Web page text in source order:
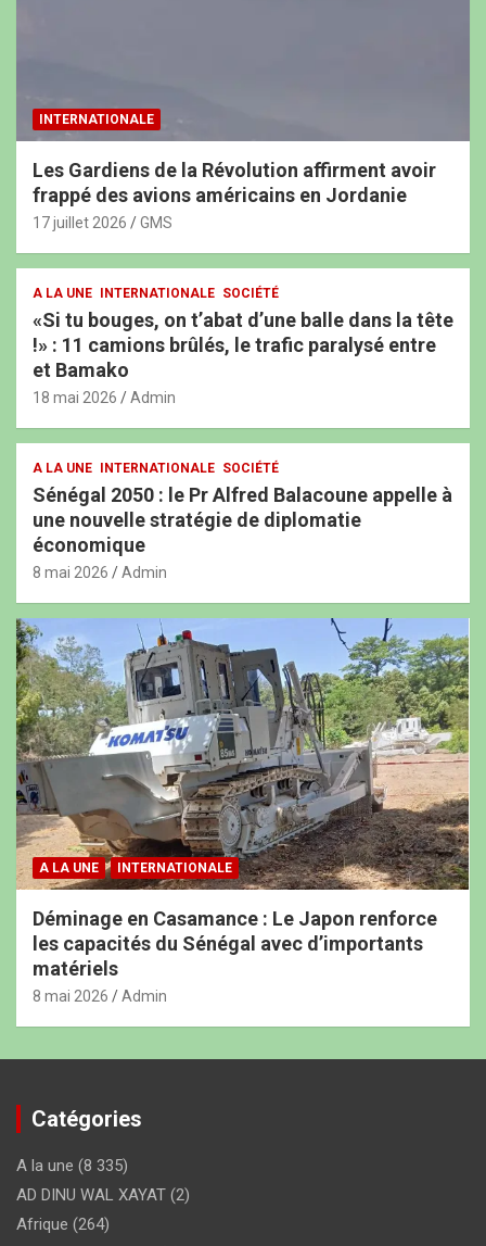
INTERNATIONALE
Les Gardiens de la Révolution affirment avoir
frappé des avions américains en Jordanie
17 juillet 2026 GMS
A LA UNE INTERNATIONALE SOCIÉTÉ
«Si tu bouges, on t’abat d’une balle dans la tête
!» : 11 camions brûlés, le trafic paralysé entre
et Bamako
18 mai 2026 Admin
A LA UNE INTERNATIONALE SOCIÉTÉ
Sénégal 2050 : le Pr Alfred Balacoune appelle à
une nouvelle stratégie de diplomatie
économique
8 mai 2026 Admin
A LA UNE INTERNATIONALE
Déminage en Casamance : Le Japon renforce
les capacités du Sénégal avec d’importants
matériels
8 mai 2026 Admin
Catégories
A la une (8 335)
AD DINU WAL XAYAT (2)
Afrique (264)